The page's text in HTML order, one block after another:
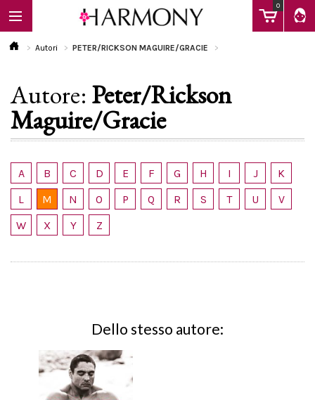
0
EBOOK
LIBRI
Calendario
Autori PETER/RICKSON MAGUIRE/GRACIE
Autore: Peter/Rickson
Maguire/Gracie
A B C D E F G H I J
K
L
M N O P Q R S T U
V
W
X Y Z
Dello stesso autore: